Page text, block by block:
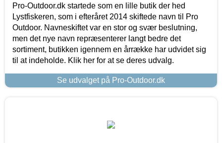
Pro-Outdoor.dk startede som en lille butik der hed
Lystfiskeren, som i efteråret 2014 skiftede navn til Pro
Outdoor. Navneskiftet var en stor og svær beslutning,
men det nye navn repræsenterer langt bedre det
sortiment, butikken igennem en årrække har udvidet sig
til at indeholde. Klik her for at se deres udvalg.
Se udvalget på Pro-Outdoor.dk